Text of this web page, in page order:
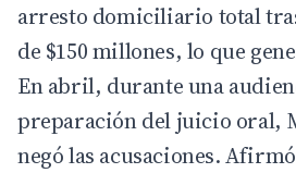
arresto domiciliario total
de $150 millones, lo que
En abril, durante una
preparación del juicio oral,
negó las acusaciones.